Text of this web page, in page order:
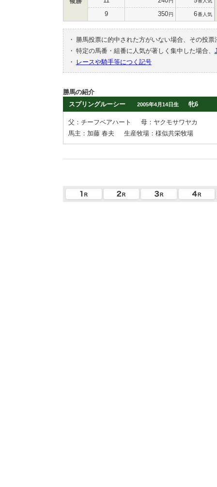
9 350円 6番人気
・
勝馬投票に的中された方がいない場合、その投
・ 特定の馬番・組番に人気が著しく集中した場合、
・
レースや騎手等につく記号
勝馬の紹介
スプリングルーシー
2005年4月14日生 牝6
父：チーフベアハート
母：ヤクモサワヤカ
馬主：加藤 春夫
生産牧場：様似共栄牧場